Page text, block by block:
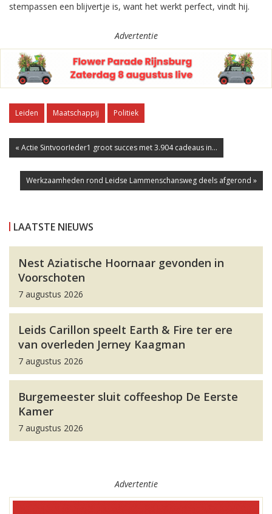
stempassen een blijvertje is, want het werkt perfect, vindt hij.
Advertentie
Leiden Maatschappij Politiek
« Actie SintvoorIeder1 groot succes met 3.904 cadeaus in...
Werkzaamheden rond Leidse Lammenschansweg deels afgerond »
LAATSTE NIEUWS
Nest Aziatische Hoornaar gevonden in
Voorschoten
7 augustus 2026
Leids Carillon speelt Earth & Fire ter ere
van overleden Jerney Kaagman
7 augustus 2026
Burgemeester sluit coffeeshop De Eerste
Kamer
7 augustus 2026
Advertentie